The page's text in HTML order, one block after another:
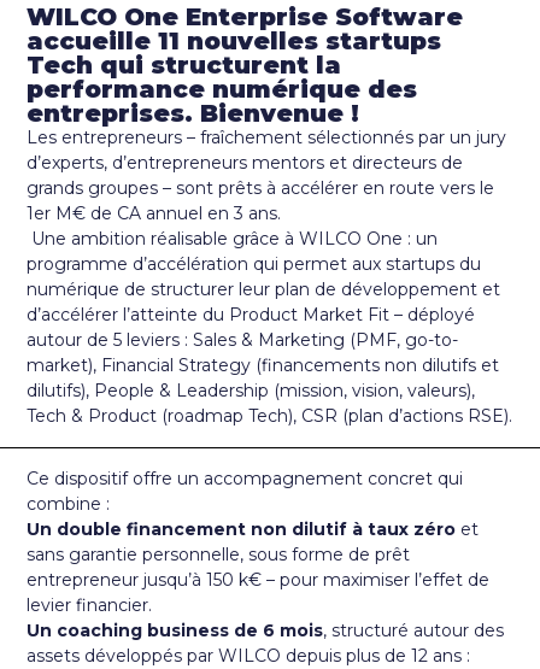
WILCO One Enterprise Software
accueille 11 nouvelles startups
Tech qui structurent la
performance numérique des
entreprises. Bienvenue !
Les entrepreneurs – fraîchement sélectionnés par un jury
d’experts, d’entrepreneurs mentors et directeurs de
grands groupes – sont prêts à accélérer en route vers le
1er M€ de CA annuel en 3 ans.
Une ambition réalisable grâce à WILCO One : un
programme d’accélération qui permet aux startups du
numérique de structurer leur plan de développement et
d’accélérer l’atteinte du Product Market Fit – déployé
autour de 5 leviers : Sales & Marketing (PMF, go-to-
market), Financial Strategy (financements non dilutifs et
dilutifs), People & Leadership (mission, vision, valeurs),
Tech & Product (roadmap Tech), CSR (plan d’actions RSE).
Ce dispositif offre un accompagnement concret qui
combine :
Un double financement non dilutif à taux zéro et
sans garantie personnelle, sous forme de prêt
entrepreneur jusqu’à 150 k€ – pour maximiser l’effet de
levier financier.
Un coaching business de 6 mois, structuré autour des
assets développés par WILCO depuis plus de 12 ans :